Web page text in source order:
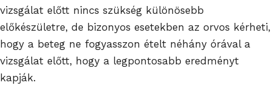
vizsgálat előtt nincs szükség különösebb
előkészületre, de bizonyos esetekben az orvos kérheti,
hogy a beteg ne fogyasszon ételt néhány órával a
vizsgálat előtt, hogy a legpontosabb eredményt
kapják.